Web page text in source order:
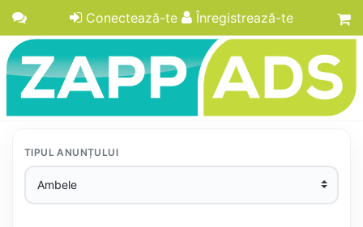
Conectează-te Înregistrează-te
TIPUL ANUNȚULUI